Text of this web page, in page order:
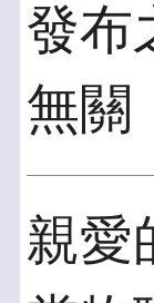
發布
無關
親愛